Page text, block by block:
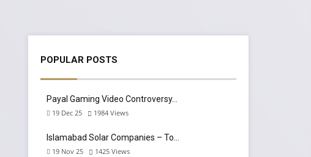
POPULAR POSTS
Payal Gaming Video Controversy…
19 Dec 25 1984 Views
Islamabad Solar Companies – To…
19 Nov 25 1425 Views